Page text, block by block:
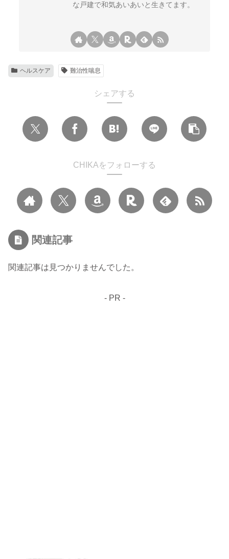
な戸建で和気あいあいと生きてます。
ヘルスケア 難治性喘息
シェアする
CHIKAをフォローする
関連記事
関連記事は見つかりませんでした。
- PR -